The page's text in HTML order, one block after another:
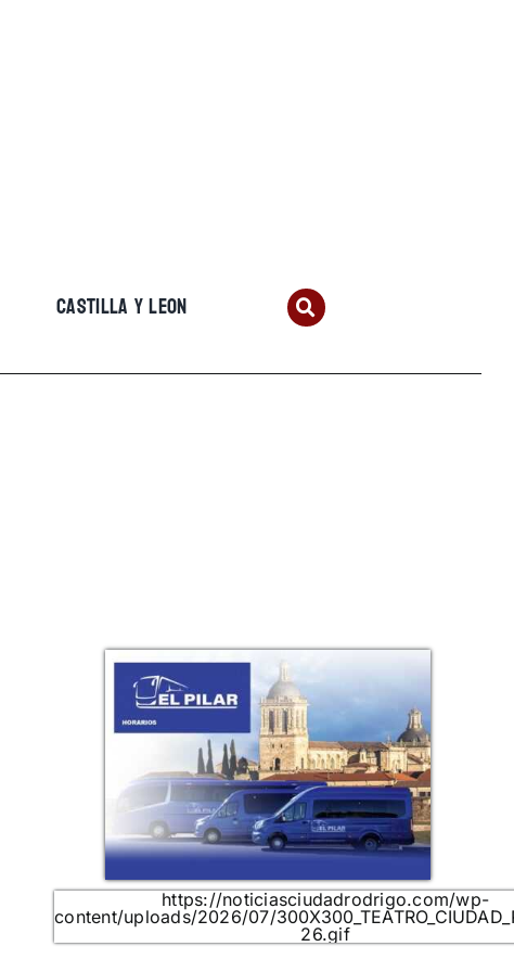
CASTILLA Y LEON
https://noticiasciudadrodrigo.com/wp-
content/uploads/2026/07/
26.gif